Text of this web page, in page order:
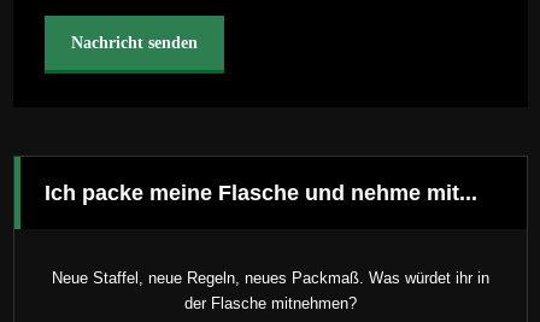
Ich packe meine Flasche und nehme mit...
Neue Staffel, neue Regeln, neues Packmaß. Was würdet ihr in
der Flasche mitnehmen?